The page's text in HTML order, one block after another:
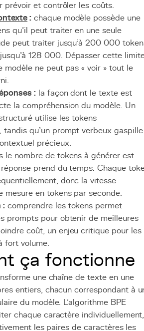
prévoir et contrôler les coûts.
: chaque modèle possède une
qu'il peut traiter en une seule
peut traiter jusqu'à 200 000
128 000. Dépasser cette
modèle ne peut pas « voir » tout le
:la façon dont le texte est
la compréhension du modèle. Un
utilise les tokens
tandis qu'un prompt verbeux gaspille
précieux.
le nombre de tokens à générer est
prend du temps. Chaque
donc la vitesse
mesure en tokens par seconde.
: comprendre les tokens permet
prompts pour obtenir de meilleures
coût, un enjeu critique pour les
fort volume.
ça fonctionne
une chaîne de texte en une
entiers, chacun correspondant à
du modèle. L'algorithme BPE
chaque caractère individuellement,
les paires de caractères les